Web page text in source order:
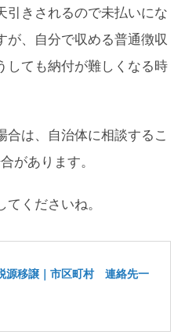
引きされるので未払いにな
が、自分で収める普通徴収
しても納付が難しくなる時
は、自治体に相談するこ
があります。
くださいね。
源移譲｜市区町村 連絡先一